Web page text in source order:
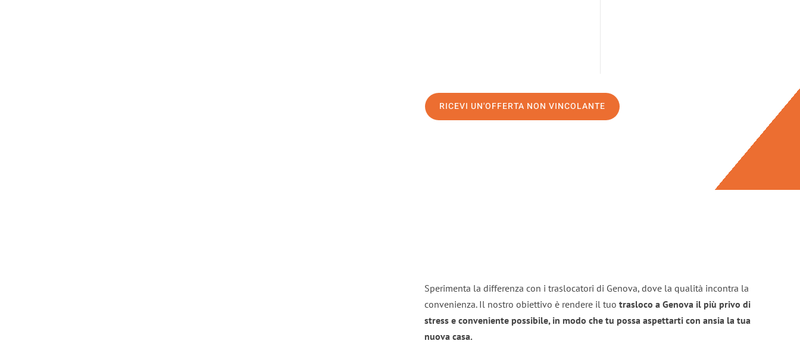
RICEVI UN'OFFERTA NON VINCOLANTE
Sperimenta la differenza con i traslocatori di Genova, dove la qualità incontra la
convenienza. Il nostro obiettivo è rendere il tuo trasloco a Genova il più privo di
stress e conveniente possibile, in modo che tu possa aspettarti con ansia la tua
nuova casa.